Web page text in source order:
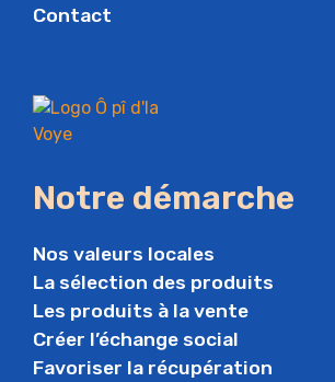
Contact
Notre démarche
Nos valeurs locales
La sélection des produits
Les produits à la vente
Créer l’échange social
Favoriser la récupération